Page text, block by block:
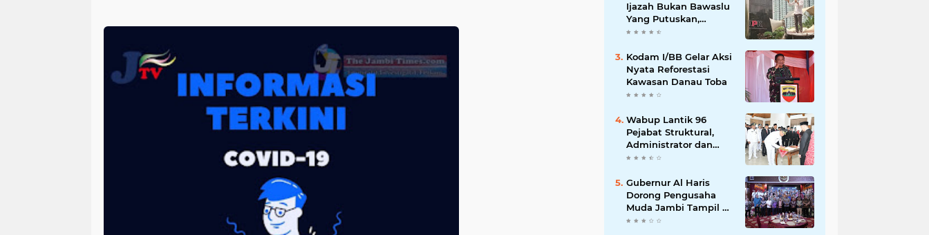
Ijazah Bukan Bawaslu
Yang Putuskan,
Tunggu Proses Hukum
Kodam I/BB Gelar Aksi
Nyata Reforestasi
Kawasan Danau Toba
Wabup Lantik 96
Pejabat Struktural,
Administrator dan
Pengawas di Lingkup
Gubernur Al Haris
Dorong Pengusaha
Muda Jambi Tampil di
Tingkat Nasional pada